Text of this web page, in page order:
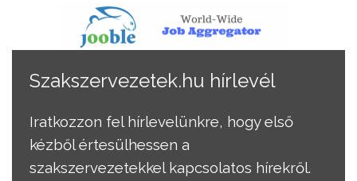
Szakszervezetek.hu hírlevél
Iratkozzon fel hírlevelünkre, hogy első
kézből értesülhessen a
szakszervezetekkel kapcsolatos hírekről.